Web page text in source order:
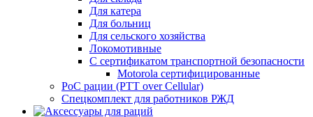
Для катера
Для больниц
Для сельского хозяйства
Локомотивные
С сертификатом транспортной безопасности
Motorola сертифицированные
PoC рации (PTT over Cellular)
Спецкомплект для работников РЖД